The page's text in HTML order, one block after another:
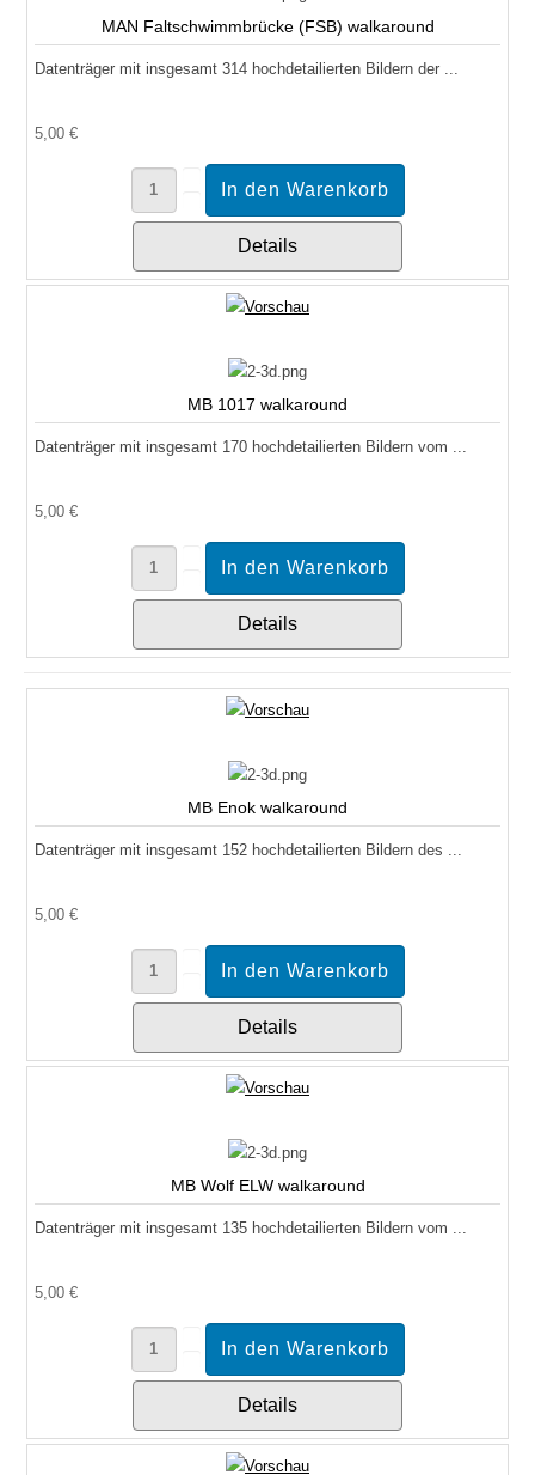
MAN Faltschwimmbrücke (FSB) walkaround
Datenträger mit insgesamt 314 hochdetailierten Bildern der ...
5,00 €
Details
MB 1017 walkaround
Datenträger mit insgesamt 170 hochdetailierten Bildern vom ...
5,00 €
Details
MB Enok walkaround
Datenträger mit insgesamt 152 hochdetailierten Bildern des ...
5,00 €
Details
MB Wolf ELW walkaround
Datenträger mit insgesamt 135 hochdetailierten Bildern vom ...
5,00 €
Details